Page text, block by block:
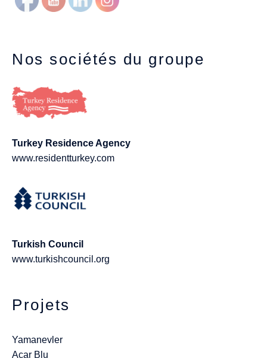
Nos sociétés du groupe
Turkey Residence Agency
www.residentturkey.com
Turkish Council
www.turkishcouncil.org
Projets
Yamanevler
Acar Blu